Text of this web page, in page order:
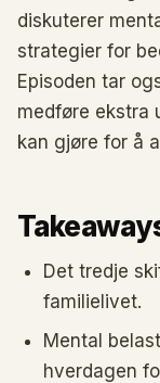
diskuterer
strategier for
Episoden tar
medføre ekstra
kan gjøre for å
Det tredje
familielivet.
Mental
hverdagen